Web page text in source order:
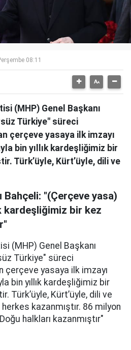
08:11
(MHP) Genel Başkanı
Türkiye" süreci
çerçeve yasaya ilk imzayı
bin yıllık kardeşliğimiz bir
Türk’üyle, Kürt’üyle, dili ve
Bahçeli: "(Çerçeve yasa)
kardeşliğimiz bir kez
(MHP) Genel Başkanı
Türkiye" süreci
çerçeve yasaya ilk imzayı
bin yıllık kardeşliğimiz bir
Türk’üyle, Kürt’üyle, dili ve
kazanmıştır. 86 milyon
halkları kazanmıştır"